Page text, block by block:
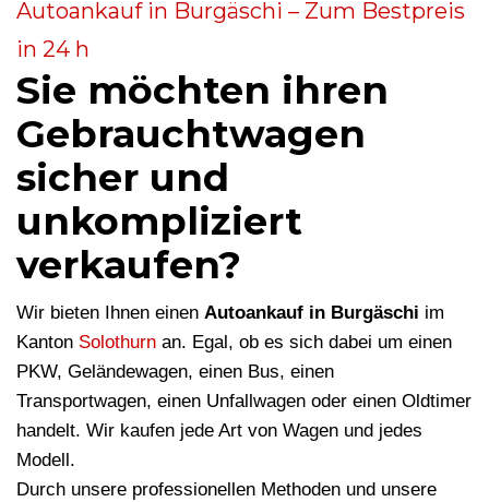
Autoankauf in Burgäschi – Zum Bestpreis
in 24 h
Sie möchten ihren
Gebrauchtwagen
sicher und
unkompliziert
verkaufen?
Wir bieten Ihnen einen Autoankauf in Burgäschi im
Kanton Solothurn an. Egal, ob es sich dabei um einen
PKW, Geländewagen, einen Bus, einen
Transportwagen, einen Unfallwagen oder einen Oldtimer
handelt. Wir kaufen jede Art von Wagen und jedes
Modell.
Durch unsere professionellen Methoden und unsere